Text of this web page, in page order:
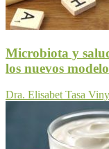
Microbiota y
los nuevos
Dra. Elisabet Tasa